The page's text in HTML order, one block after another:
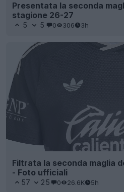
Presentata la seconda
stagione 26-27
5 5 0 306 3h
Filtrata la seconda maglia
- Foto ufficiali
57 25 0 26.6K 5h